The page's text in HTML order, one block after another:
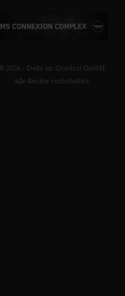
© 2026 - Delta im Quadrat GmbH
Alle Rechte vorbehalten.